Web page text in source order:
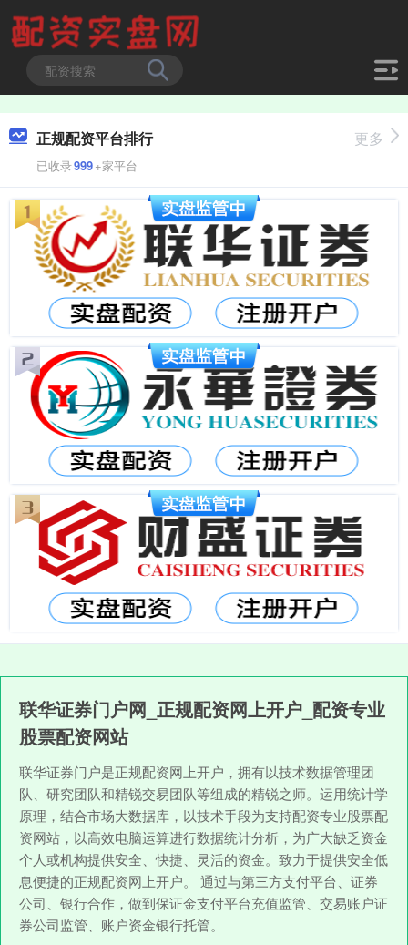
正规配资平台排行
已收录999+家平台
更多
联华证券门户网_正规配资网上开户_配资专业
股票配资网站
联华证券门户是正规配资网上开户，拥有以技术数据管理团
队、研究团队和精锐交易团队等组成的精锐之师。运用统计学
原理，结合市场大数据库，以技术手段为支持配资专业股票配
资网站，以高效电脑运算进行数据统计分析，为广大缺乏资金
个人或机构提供安全、快捷、灵活的资金。致力于提供安全低
息便捷的正规配资网上开户。 通过与第三方支付平台、证券
公司、银行合作，做到保证金支付平台充值监管、交易账户证
券公司监管、账户资金银行托管。